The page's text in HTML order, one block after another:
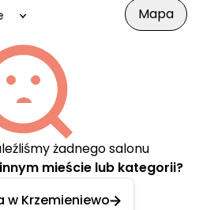
Mapa
żadnego salonu
mieście lub kategorii?
w Krzemieniewo